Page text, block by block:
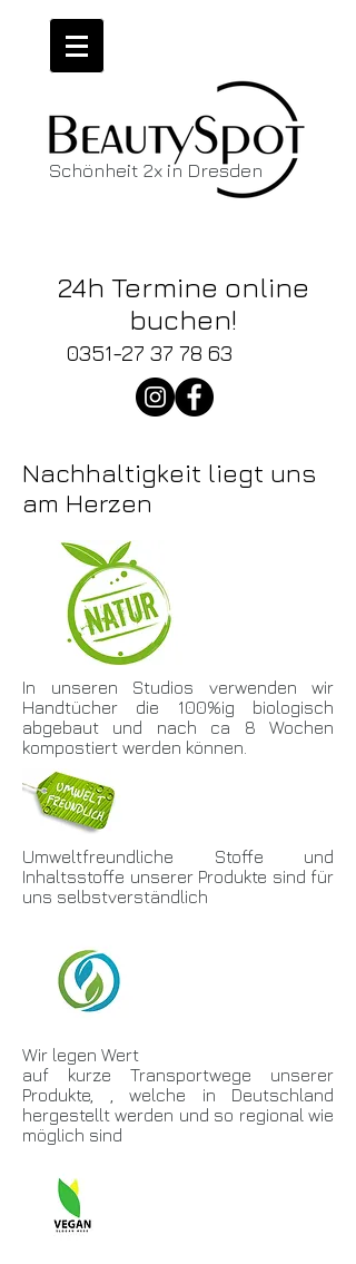
Schönheit 2x in Dresden
24h Termine online
buchen!
0351-27 37 78 63
Nachhaltigkeit liegt uns
am Herzen
In unseren Studios verwenden wir
Handtücher die 100%ig biologisch
abgebaut und nach ca 8 Wochen
kompostiert werden können.
Umweltfreundliche Stoffe und
Inhaltsstoffe unserer Produkte sind für
uns selbstverständlich
Wir legen Wert
auf kurze Transportwege unserer
Produkte, , welche in Deutschland
hergestellt werden und so regional wie
möglich sind